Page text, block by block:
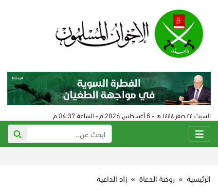
السبت ٢٤ صفر ١٤٤٨ هـ - 8 أغسطس 2026 م - الساعة 04:37 م
الرئيسية » روضة الدعاة » زاد الداعية